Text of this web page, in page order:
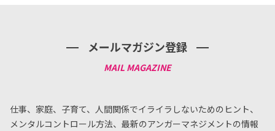
メールマガジン登録
仕事、家庭、子育て、人間関係でイライラしないためのヒント、
メンタルコントロール方法、 最新のアンガーマネジメントの情報